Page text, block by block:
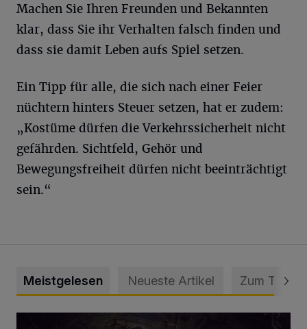
Machen Sie Ihren Freunden und Bekannten
klar, dass Sie ihr Verhalten falsch finden und
dass sie damit Leben aufs Spiel setzen.
Ein Tipp für alle, die sich nach einer Feier
nüchtern hinters Steuer setzen, hat er zudem:
„Kostüme dürfen die Verkehrssicherheit nicht
gefährden. Sichtfeld, Gehör und
Bewegungsfreiheit dürfen nicht beeinträchtigt
sein.“
Meistgelesen Neueste Artikel Zum Thema